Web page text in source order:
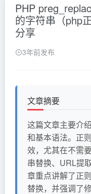
PHP
的字符串（php
分享
3年前发布
文章摘要
这篇文章主要介
和基本语法。正
效，尤其在不需
串替换、URL提
章重点讲解了正
替换，并强调了